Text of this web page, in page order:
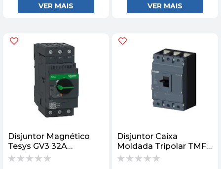
Disjuntor Magnético
Tesys GV3 32A
Manopla Rot Schneider
Disjuntor Caixa
Moldada Tripolar TMF
415V 250A 36KA